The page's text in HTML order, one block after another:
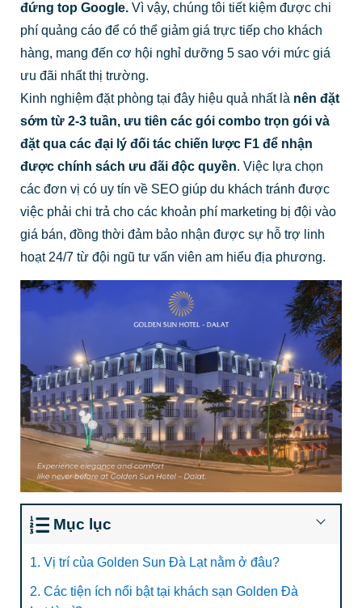
đứng top Google. Vì vậy, chúng tôi tiết kiệm được chi
phí quảng cáo để có thể giảm giá trực tiếp cho khách
hàng, mang đến cơ hội nghỉ dưỡng 5 sao với mức giá
ưu đãi nhất thị trường.
Kinh nghiệm đặt phòng tại đây hiệu quả nhất là nên đặt
sớm từ 2-3 tuần, ưu tiên các gói combo trọn gói và
đặt qua các đại lý đối tác chiến lược F1 để nhận
được chính sách ưu đãi độc quyền. Việc lựa chọn
các đơn vị có uy tín về SEO giúp du khách tránh được
việc phải chi trả cho các khoản phí marketing bị đội vào
giá bán, đồng thời đảm bảo nhận được sự hỗ trợ linh
hoạt 24/7 từ đội ngũ tư vấn viên am hiểu địa phương.
Mục lục
1. Vị trí của Golden Sun Đà Lạt nằm ở đâu?
2. Các tiện ích nổi bật tại khách sạn Golden Đà